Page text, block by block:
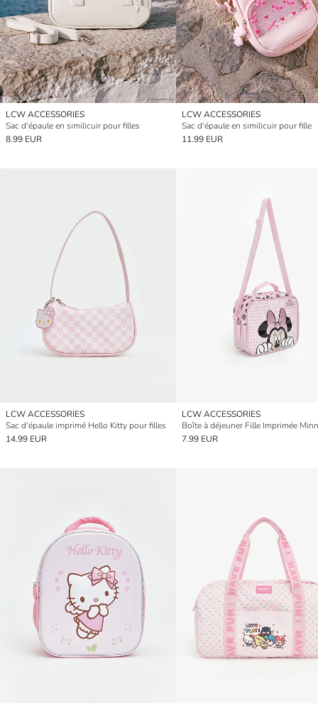
LCW ACCESSORIES
Sac d'épaule en similicuir pour filles
8.99 EUR
LCW ACCESSORIES
Sac d'épaule en similicuir pour fille
11.99 EUR
LCW ACCESSORIES
Sac d'épaule imprimé Hello Kitty pour filles
14.99 EUR
LCW ACCESSORIES
7.99 EUR